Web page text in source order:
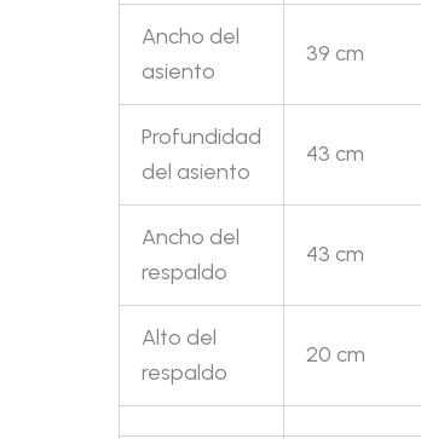
Ancho del
asiento
39 cm
Profundidad
del asiento
43 cm
Ancho del
respaldo
43 cm
Alto del
respaldo
20 cm